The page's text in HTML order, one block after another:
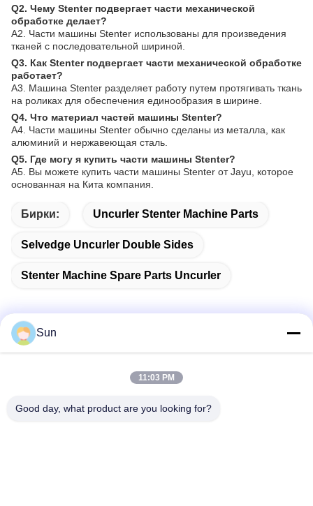
Q2. Чему Stenter подвергает части механической
обработке делает?
A2. Части машины Stenter использованы для произведения
тканей с последовательной шириной.
Q3. Как Stenter подвергает части механической обработке
работает?
A3. Машина Stenter разделяет работу путем протягивать ткань
на роликах для обеспечения единообразия в ширине.
Q4. Что материал частей машины Stenter?
A4. Части машины Stenter обычно сделаны из металла, как
алюминий и нержавеющая сталь.
Q5. Где могу я купить части машины Stenter?
A5. Вы можете купить части машины Stenter от Jayu, которое
основанная на Кита компания.
Бирки: Uncurler Stenter Machine Parts
Selvedge Uncurler Double Sides
Stenter Machine Spare Parts Uncurler
NO.55 XINSHENG ROAD, РАЙОН УЦЗИНЬ, ГОРОД
Sun
11:03 PM
Good day, what product are you looking for?